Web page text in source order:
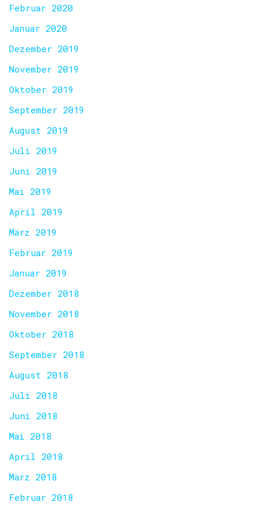
Februar 2020
Januar 2020
Dezember 2019
November 2019
Oktober 2019
September 2019
August 2019
Juli 2019
Juni 2019
Mai 2019
April 2019
März 2019
Februar 2019
Januar 2019
Dezember 2018
November 2018
Oktober 2018
September 2018
August 2018
Juli 2018
Juni 2018
Mai 2018
April 2018
März 2018
Februar 2018